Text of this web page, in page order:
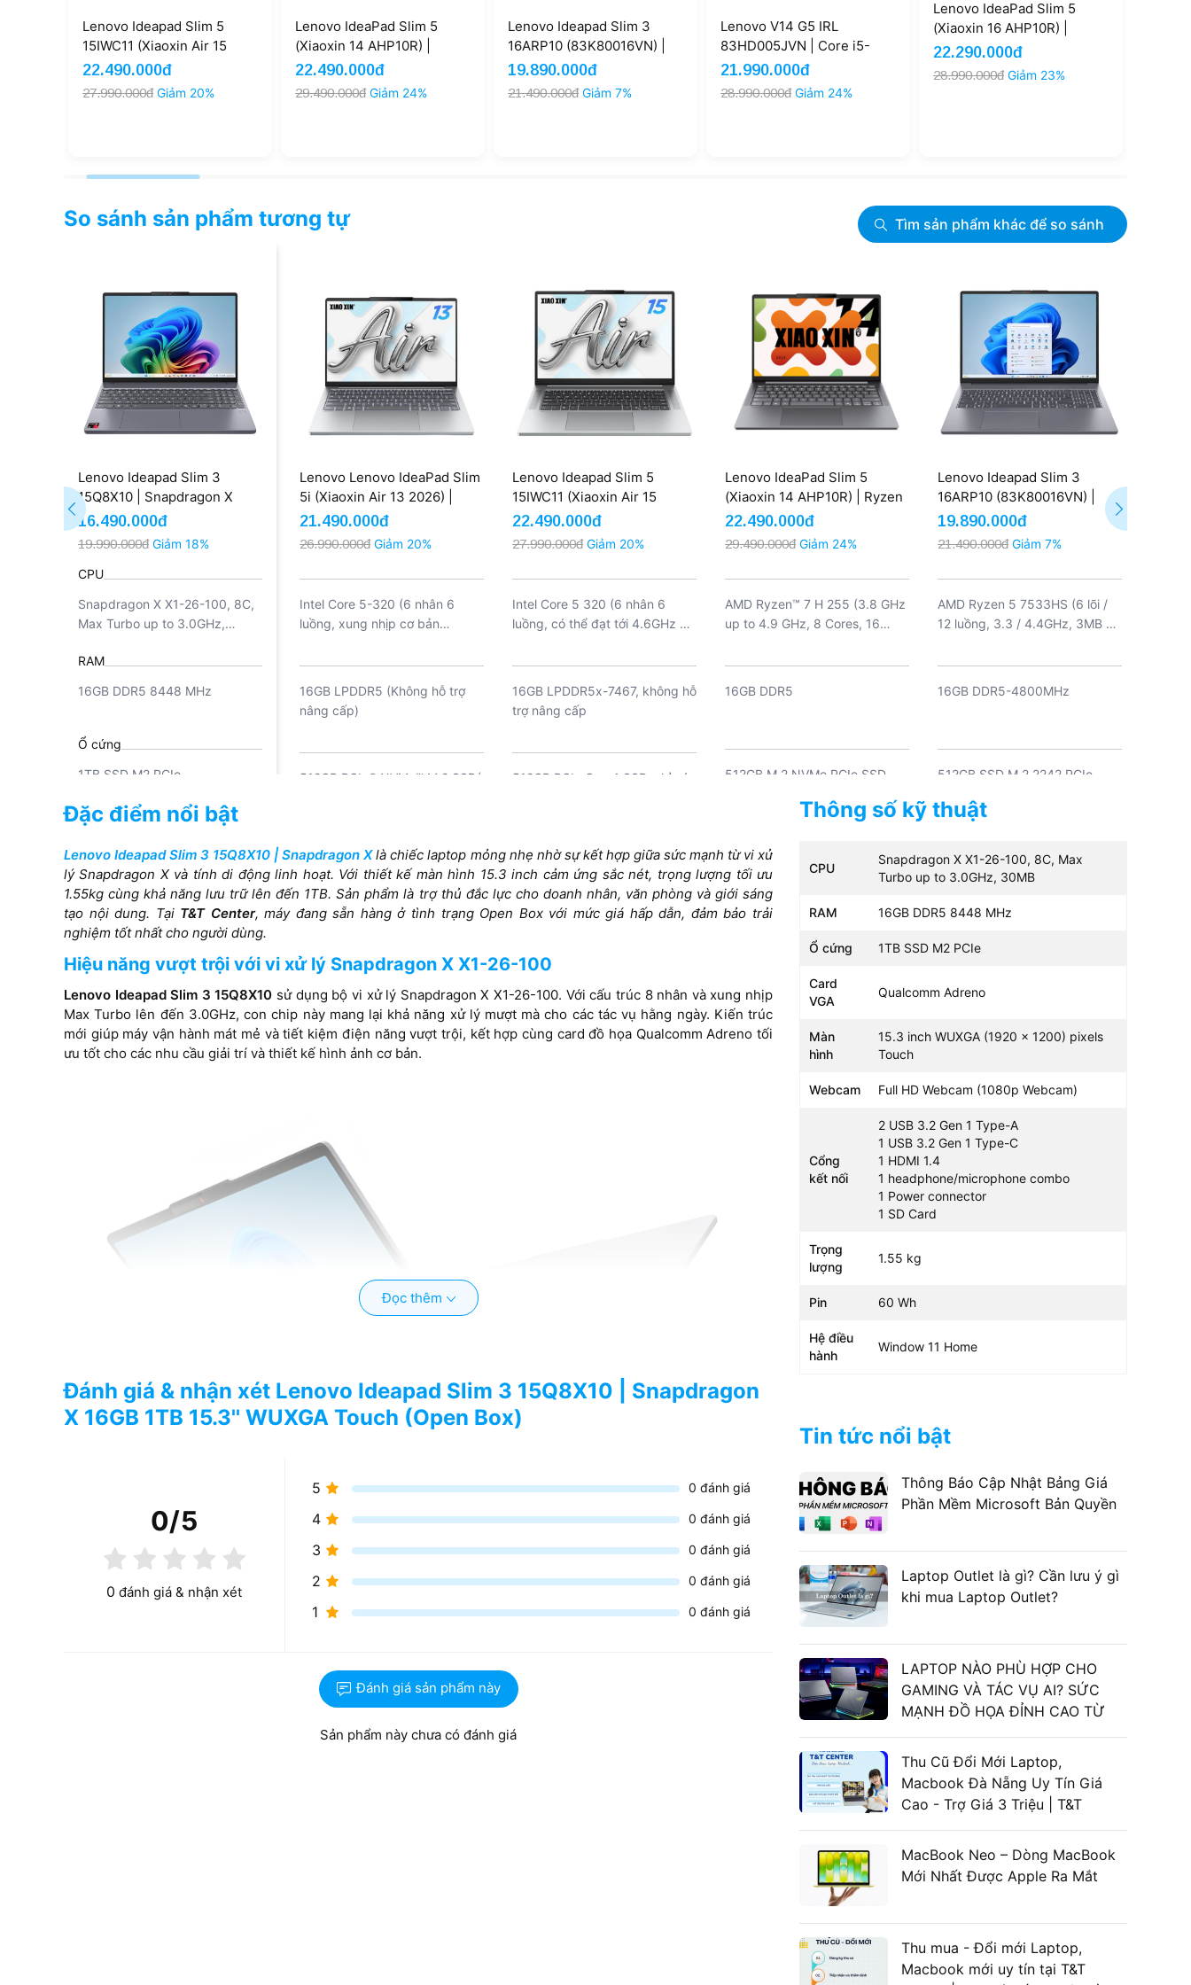
Lenovo Ideapad Slim 5
15IWC11 (Xiaoxin Air 15
2026)| Core 5 320 16GB
512GB 15.3'' FHD+ Touch
22.490.000đ
27.990.000đ Giảm 20%
Lenovo IdeaPad Slim 5
(Xiaoxin 14 AHP10R) |
Ryzen 7 H 255 16GB 512GB
14'' FHD+ 120Hz (New)
22.490.000đ
29.490.000đ Giảm 24%
Lenovo Ideapad Slim 3
16ARP10 (83K80016VN) |
Ryzen 5 7533HS 16GB
512GB 16'' WUXGA Win 11
19.890.000đ
21.490.000đ Giảm 7%
Lenovo V14 G5 IRL
83HD005JVN | Core i5-
13420H 16GB 512GB Intel
UHD Graphics 14'' FHD
21.990.000đ
28.990.000đ Giảm 24%
Lenovo IdeaPad Slim 5
(Xiaoxin 16 AHP10R) |
Ryzen 7 H 255 16GB 512GB
16'' FHD+ 60Hz (New)
22.290.000đ
28.990.000đ Giảm 23%
So sánh sản phẩm tương tự Tìm sản phẩm khác để so sánh
Lenovo Ideapad Slim 3
15Q8X10 | Snapdragon X
16GB 1TB 15.3'' WUXGA
Touch (Open Box)
16.490.000đ
19.990.000đ Giảm 18%
CPU
Snapdragon X X1-26-100, 8C,
Max Turbo up to 3.0GHz,
RAM
16GB DDR5 8448 MHz
Ổ cứng
1TB SSD M2 PCIe
Card VGA
Qualcomm Adreno
Màn hình
15.3 inch WUXGA (1920 x
1200) pixels Touch
Lenovo Lenovo IdeaPad Slim
5i (Xiaoxin Air 13 2026) |
Core 5 320 16GB 512GB
13.3'' 2.5K (New)
21.490.000đ
26.990.000đ Giảm 20%
Intel Core 5-320 (6 nhân 6
luồng, xung nhịp cơ bản
4.4GHz (P-core) với turbo
boost, 6 MB Cache)
16GB LPDDR5 (Không hỗ trợ
nâng cấp)
512GB PCIe® NVMe™ M.2 SSD(
Intel® Graphics
màn nhám, không cảm ứng,
chống lóa, độ sáng 400nits, độ
phủ màu 100% sRGB, tần số
quét màn 120Hz, màn giảm ánh
sáng xanh bảo vệ mắt
Lenovo Ideapad Slim 5
15IWC11 (Xiaoxin Air 15
2026)| Core 5 320 16GB
512GB 15.3'' FHD+ Touch
22.490.000đ
27.990.000đ Giảm 20%
Intel Core 5 320 (6 nhân 6
luồng, có thể đạt tới 4.6GHz với
16GB LPDDR5x-7467, không hỗ
trợ nâng cấp
512GB PCIe Gen 4 SSD, chỉ có
Intel® Graphics
màn nhám, chống lóa, Touch,
tần số quét màn 120Hz, độ
sáng 400nits, tỷ lệ khung hình
16:10, 100% srgb, màn giảm
ánh sáng xanh bảo vệ mắt TUV
Lenovo IdeaPad Slim 5
(Xiaoxin 14 AHP10R) | Ryzen
7 H 255 16GB 512GB 14''
FHD+ 120Hz (New)
22.490.000đ
29.490.000đ Giảm 24%
AMD Ryzen™ 7 H 255 (3.8 GHz
up to 4.9 GHz, 8 Cores, 16
16GB DDR5
512GB M.2 NVMe PCIe SSD
AMD Radeon Graphic 780M
14-inch FHD+ 120Hz 16:10
(1920×1200),, 400 nits, 100%
sRGB, HDR True Black 500
Lenovo Ideapad Slim 3
16ARP10 (83K80016VN) |
Ryzen 5 7533HS 16GB
512GB 16'' WUXGA Win 11
19.890.000đ
21.490.000đ Giảm 7%
AMD Ryzen 5 7533HS (6 lõi /
12 luồng, 3.3 / 4.4GHz, 3MB L2
16GB DDR5-4800MHz
512GB SSD M.2 2242 PCIe
tối đa 1TB)
AMD Radeon 660M Graphics
16 inches WUXGA (1920x1200)
45% NTSC
Đặc điểm nổi bật
Lenovo Ideapad Slim 3 15Q8X10 | Snapdragon Xlà chiếc laptop mỏng nhẹ nhờ sự kết hợp giữa sức mạnh từ vi xử
lý Snapdragon X và tính di động linh hoạt. Với thiết kế màn hình 15.3 inch cảm ứng sắc nét, trọng lượng tối ưu
1.55kg cùng khả năng lưu trữ lên đến 1TB. Sản phẩm là trợ thủ đắc lực cho doanh nhân, văn phòng và giới sáng
tạo nội dung. Tại T&T Center, máy đang sẵn hàng ở tình trạng Open Box với mức giá hấp dẫn, đảm bảo trải
nghiệm tốt nhất cho người dùng.
Hiệu năng vượt trội với vi xử lý Snapdragon X X1-26-100
Lenovo Ideapad Slim 3 15Q8X10 sử dụng bộ vi xử lý Snapdragon X X1-26-100. Với cấu trúc 8 nhân và xung nhịp
Max Turbo lên đến 3.0GHz, con chip này mang lại khả năng xử lý mượt mà cho các tác vụ hằng ngày. Kiến trúc
mới giúp máy vận hành mát mẻ và tiết kiệm điện năng vượt trội, kết hợp cùng card đồ họa Qualcomm Adreno tối
ưu tốt cho các nhu cầu giải trí và thiết kế hình ảnh cơ bản.
Đọc thêm
Thông số kỹ thuật
CPU
Snapdragon X X1-26-100, 8C, Max
Turbo up to 3.0GHz, 30MB
RAM 16GB DDR5 8448 MHz
Ổ cứng 1TB SSD M2 PCIe
Card
VGA
Qualcomm Adreno
Màn
hình
15.3 inch WUXGA (1920 x 1200) pixels
Touch
Webcam Full HD Webcam (1080p Webcam)
Cổng
kết nối
2 USB 3.2 Gen 1 Type-A
1 USB 3.2 Gen 1 Type-C
1 HDMI 1.4
1 headphone/microphone combo
1 Power connector
1 SD Card
Trọng
lượng
1.55 kg
Pin 60 Wh
Hệ điều
hành
Window 11 Home
Đánh giá & nhận xét Lenovo Ideapad Slim 3 15Q8X10 | Snapdragon
X 16GB 1TB 15.3'' WUXGA Touch (Open Box)
0/5
0 đánh giá & nhận xét
5 0 đánh giá
4 0 đánh giá
3 0 đánh giá
2 0 đánh giá
1 0 đánh giá
Đánh giá sản phẩm này
Sản phẩm này chưa có đánh giá
Tin tức nổi bật
Thông Báo Cập Nhật Bảng Giá
Phần Mềm Microsoft Bản Quyền
Laptop Outlet là gì? Cần lưu ý gì
khi mua Laptop Outlet?
LAPTOP NÀO PHÙ HỢP CHO
GAMING VÀ TÁC VỤ AI? SỨC
MẠNH ĐỒ HỌA ĐỈNH CAO TỪ
LAPTOP ASUS GAMING
Thu Cũ Đổi Mới Laptop,
Macbook Đà Nẵng Uy Tín Giá
Cao - Trợ Giá 3 Triệu | T&T
Center
MacBook Neo – Dòng MacBook
Mới Nhất Được Apple Ra Mắt
Thu mua - Đổi mới Laptop,
Macbook mới uy tín tại T&T